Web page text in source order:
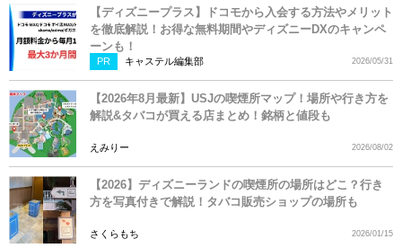
【ディズニープラス】ドコモから入会する方法やメリット
を徹底解説！お得な無料期間やディズニーDXのキャンペ
ーンも！
PR キャステル編集部 2026/05/31
【2026年8月最新】USJの喫煙所マップ！場所や行き方を
解説&タバコが買える店まとめ！銘柄と値段も
えみりー 2026/08/02
【2026】ディズニーランドの喫煙所の場所はどこ？行き
方を写真付きで解説！タバコ販売ショップの場所も
さくらもち 2026/01/15